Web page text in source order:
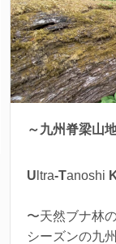
～九州脊梁山
U ltra-Tanoshi
〜天然ブナ林
シーズンの九